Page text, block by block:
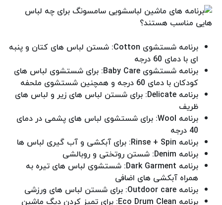
برنامه شستشوی Cotton: شستن لباس های کتان و پنبه
ای با دمای 60 درجه
برنامه شستشوی Baby Care: برای شستشوی لباس های
کودکان با دمای 60 درجه و همچنین شستشوی ملحفه
برنامه Delicate: برای شستن لباس های زیر و لباس های
ظریف
برنامه Wool: برای شستشوی لباس های پشمی در دمای
40 درجه
برنامه Rinse + Spin: برای آبکشی و آب گیری لباس ها
برنامه Denim: شستن روتختی و روبالشی
برنامه Dark Garment: شستشوی لباس های تیره به
همراه آبکشی های اضافی
برنامه Outdoor care: برای شستن لباس های ورزشی
برنامه Eco Drum Clean: برای تمیز کردن دیگ ماشین